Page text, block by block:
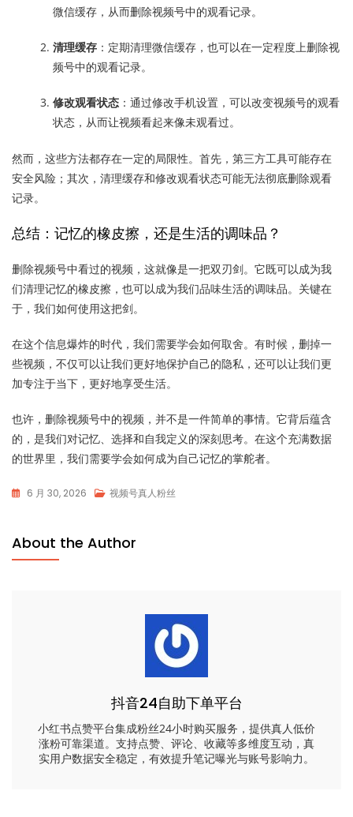
微信缓存，从而删除视频号中的观看记录。
清理缓存 ：定期清理微信缓存，也可以在一定程度上删除视
频号中的观看记录。
修改观看状态 ：通过修改手机设置，可以改变视频号的观看
状态，从而让视频看起来像未观看过。
然而，这些方法都存在一定的局限性。首先，第三方工具可能存在
安全风险；其次，清理缓存和修改观看状态可能无法彻底删除观看
记录。
总结：记忆的橡皮擦，还是生活的调味品？
删除视频号中看过的视频，这就像是一把双刃剑。它既可以成为我
们清理记忆的橡皮擦，也可以成为我们品味生活的调味品。关键在
于，我们如何使用这把剑。
在这个信息爆炸的时代，我们需要学会如何取舍。有时候，删掉一
些视频，不仅可以让我们更好地保护自己的隐私，还可以让我们更
加专注于当下，更好地享受生活。
也许，删除视频号中的视频，并不是一件简单的事情。它背后蕴含
的，是我们对记忆、选择和自我定义的深刻思考。在这个充满数据
的世界里，我们需要学会如何成为自己记忆的掌舵者。
6 月 30, 2026 视频号真人粉丝
About the Author
抖音24自助下单平台
小红书点赞平台集成粉丝24小时购买服务，提供真人低价
涨粉可靠渠道。支持点赞、评论、收藏等多维度互动，真
实用户数据安全稳定，有效提升笔记曝光与账号影响力。